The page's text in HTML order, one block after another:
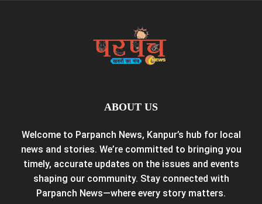
ABOUT US
Welcome to Parpanch News, Kanpur’s hub for local
news and stories. We’re committed to bringing you
timely, accurate updates on the issues and events
shaping our community. Stay connected with
Parpanch News—where every story matters.